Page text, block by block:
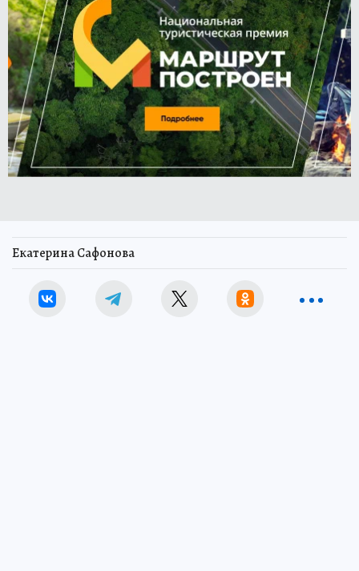
Екатерина Сафонова